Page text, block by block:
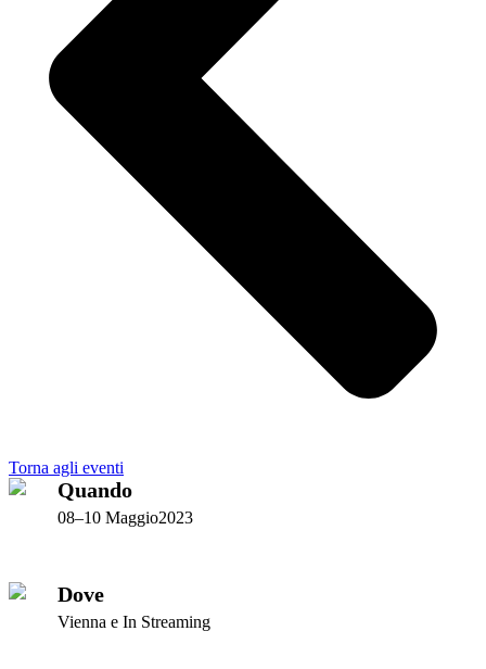
Torna agli eventi
Quando
08–10 Maggio2023
Dove
Vienna e In Streaming